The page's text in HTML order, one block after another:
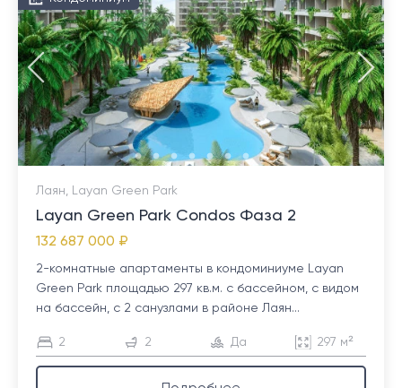
Лаян, Layan Green Park
Layan Green Park Condos Фаза 2
132 687 000 ₽
2-комнатные апартаменты в кондоминиуме Layan
Green Park площадью 297 кв.м. с бассейном, с видом
на бассейн, с 2 санузлами в районе Лаян...
2 2 Да 297 м²